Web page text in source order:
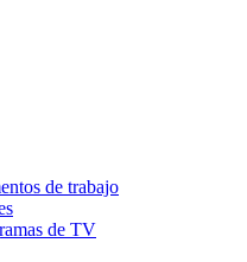
de trabajo
de TV